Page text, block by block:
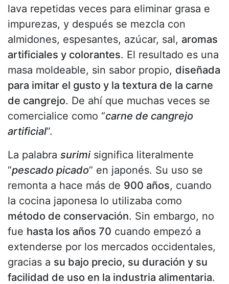
lava repetidas veces para eliminar grasa e
impurezas, y después se mezcla con
almidones, espesantes, azúcar, sal, aromas
artificiales y colorantes. El resultado es una
masa moldeable, sin sabor propio, diseñada
para imitar el gusto y la textura de la carne
de cangrejo. De ahí que muchas veces se
comercialice como “carne de cangrejo
artificial”.
La palabra surimi significa literalmente
“pescado picado” en japonés. Su uso se
remonta a hace más de 900 años, cuando
la cocina japonesa lo utilizaba como
método de conservación. Sin embargo, no
fue hasta los años 70 cuando empezó a
extenderse por los mercados occidentales,
gracias a su bajo precio, su duración y su
facilidad de uso en la industria alimentaria.